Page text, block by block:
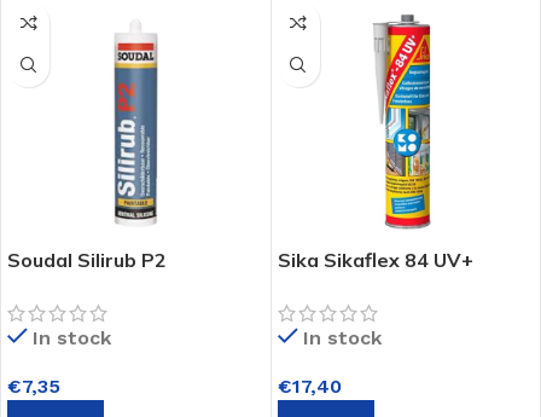
Soudal Silirub P2
Bruin C05
In stock
€7,35
Sika Sikaflex 84 UV+
In stock
€17,40